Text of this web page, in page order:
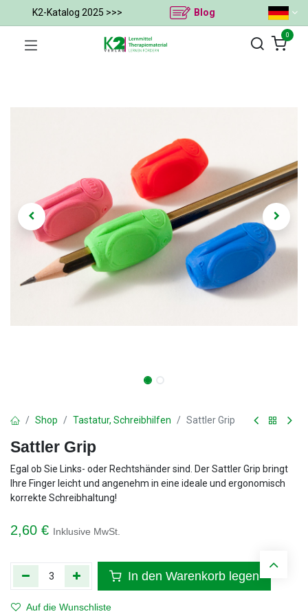
K2-Katalog 2025 >>> Blog
0
Shop Tastatur, Schreibhilfen Sattler Grip
Sattler Grip
Egal ob Sie Links- oder Rechtshänder sind. Der Sattler Grip bringt
Ihre Finger leicht und angenehm in eine ideale und ergonomisch
korrekte Schreibhaltung!
2,60 € Inklusive MwSt.
In den Warenkorb legen
Auf die Wunschliste